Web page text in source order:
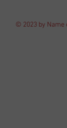
© 2023 by